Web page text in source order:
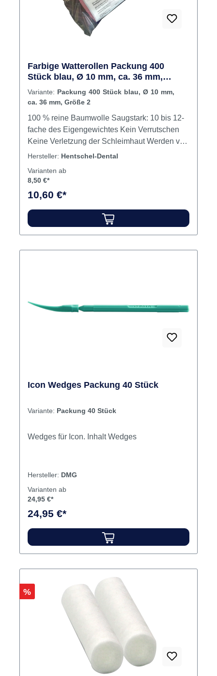
selbst wenn sie vollständig gesättigt ist.
Erhältlich in 30 x 50 x 2 mm (expanded: 30 x
50 x 10 mm) und 38 x 60 x 2 mm (expanded:
38 x 60 x 10 mm). Normale Sekretion: 0,25-
Für Erwachsene ein großes DryDent®
Sublinguale und zwei Drydent® Parotid
Minuten Behandlungabsorbieren. Inhalt Pads
Farbige Watterollen Packung 400
Stück blau, Ø 10 mm, ca. 36 mm,
Größe 2
Variante: Packung 400 Stück blau, Ø 10 mm,
ca. 36 mm, Größe 2
100 % reine Baumwolle Saugstark: 10 bis 12-
fache des Eigengewichtes Kein Verrutschen
Keine Verletzung der Schleimhaut Werden vor
dem Verpacken sterilisiert Bakteriologischer
Watterollen
Hersteller: Hentschel-Dental
Varianten ab
8,50 €*
10,60 €*
Icon Wedges Packung 40 Stück
Variante: Packung 40 Stück
Wedges für Icon. Inhalt Wedges
Hersteller: DMG
Varianten ab
24,95 €*
24,95 €*
Rabatt
%